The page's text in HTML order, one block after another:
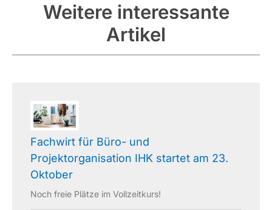
Weitere interessante
Artikel
Fachwirt für Büro- und
Projektorganisation IHK startet am 23.
Oktober
Noch freie Plätze im Vollzeitkurs!